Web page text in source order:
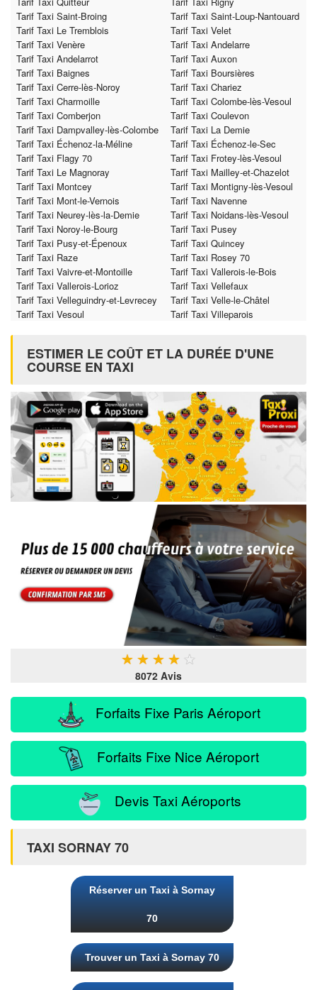
Tarif Taxi Saint-Broing
Tarif Taxi Saint-Loup-Nantouard
Tarif Taxi Le Tremblois
Tarif Taxi Velet
Tarif Taxi Venère
Tarif Taxi Andelarre
Tarif Taxi Andelarrot
Tarif Taxi Auxon
Tarif Taxi Baignes
Tarif Taxi Boursières
Tarif Taxi Cerre-lès-Noroy
Tarif Taxi Chariez
Tarif Taxi Charmoille
Tarif Taxi Colombe-lès-Vesoul
Tarif Taxi Comberjon
Tarif Taxi Coulevon
Tarif Taxi Dampvalley-lès-Colombe
Tarif Taxi La Demie
Tarif Taxi Échenoz-la-Méline
Tarif Taxi Échenoz-le-Sec
Tarif Taxi Flagy 70
Tarif Taxi Frotey-lès-Vesoul
Tarif Taxi Le Magnoray
Tarif Taxi Mailley-et-Chazelot
Tarif Taxi Montcey
Tarif Taxi Montigny-lès-Vesoul
Tarif Taxi Mont-le-Vernois
Tarif Taxi Navenne
Tarif Taxi Neurey-lès-la-Demie
Tarif Taxi Noidans-lès-Vesoul
Tarif Taxi Noroy-le-Bourg
Tarif Taxi Pusey
Tarif Taxi Pusy-et-Épenoux
Tarif Taxi Quincey
Tarif Taxi Raze
Tarif Taxi Rosey 70
Tarif Taxi Vaivre-et-Montoille
Tarif Taxi Vallerois-le-Bois
Tarif Taxi Vallerois-Lorioz
Tarif Taxi Vellefaux
Tarif Taxi Velleguindry-et-Levrecey
Tarif Taxi Velle-le-Châtel
Tarif Taxi Vesoul
Tarif Taxi Villeparois
ESTIMER LE COÛT ET LA DURÉE D'UNE
COURSE EN TAXI
★ ★ ★ ★ ★
8072 Avis
Forfaits Fixe Paris Aéroport
Forfaits Fixe Nice Aéroport
Devis Taxi Aéroports
TAXI SORNAY 70
Réserver un Taxi à Sornay
70
Trouver un Taxi à Sornay 70